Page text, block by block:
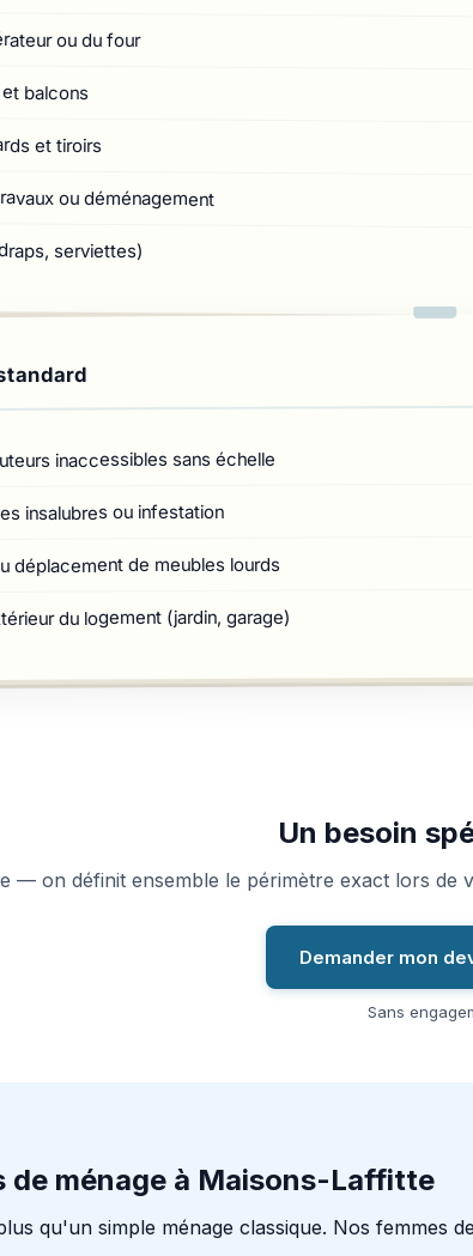
ou du four
balcons
et tiroirs
ou déménagement
serviettes)
inaccessibles sans échelle
insalubres ou infestation
déplacement de meubles lourds
du logement (jardin, garage)
Un besoin
— on définit ensemble le périmètre exact lors de
Demander mon
Sans
de ménage à Maisons-Laffitte
qu'un simple ménage classique. Nos femmes